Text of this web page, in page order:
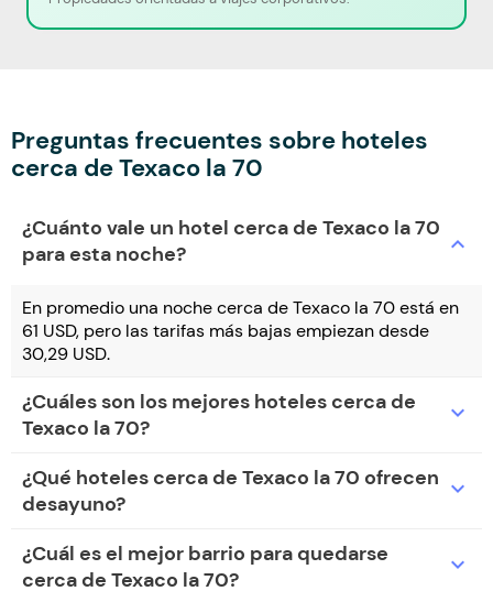
Preguntas frecuentes sobre hoteles
cerca de Texaco la 70
¿Cuánto vale un hotel cerca de Texaco la 70
para esta noche?
expand_more
En promedio una noche cerca de Texaco la 70 está en
61 USD, pero las tarifas más bajas empiezan desde
30,29 USD.
¿Cuáles son los mejores hoteles cerca de
Texaco la 70?
expand_more
¿Qué hoteles cerca de Texaco la 70 ofrecen
desayuno?
expand_more
¿Cuál es el mejor barrio para quedarse
cerca de Texaco la 70?
expand_more